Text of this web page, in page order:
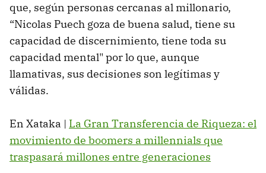
que, según personas cercanas al millonario,
“Nicolas Puech goza de buena salud, tiene su
capacidad de discernimiento, tiene toda su
capacidad mental" por lo que, aunque
llamativas, sus decisiones son legítimas y
válidas.
En Xataka | La Gran Transferencia de Riqueza: el
movimiento de boomers a millennials que
traspasará millones entre generaciones